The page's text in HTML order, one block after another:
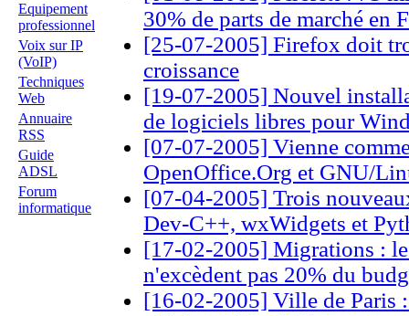
Equipement
professionnel
Voix sur IP
(VoIP)
Techniques
Web
Annuaire
RSS
Guide
ADSL
Forum
informatique
30% de parts de marché en
[25-07-2005] Firefox doit
croissance
[19-07-2005] Nouvel
de logiciels libres pour
[07-07-2005] Vienne
OpenOffice.Org et GNU/
[07-04-2005] Trois
Dev-C++, wxWidgets et
[17-02-2005] Migrations :
n'excèdent pas 20% du
[16-02-2005] Ville de Paris